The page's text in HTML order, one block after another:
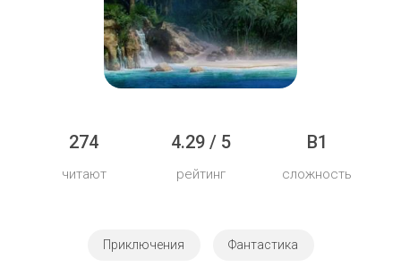
274
читают
4.29 / 5
рейтинг
B1
сложность
Приключения Фантастика